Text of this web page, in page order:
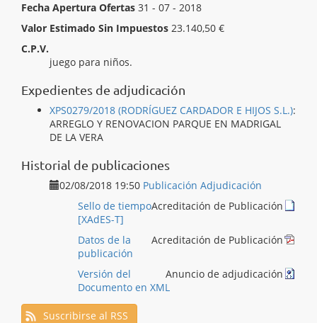
Fecha Apertura Ofertas 31 - 07 - 2018
Valor Estimado Sin Impuestos 23.140,50 €
C.P.V.
juego para niños.
Expedientes de adjudicación
XPS0279/2018 (RODRÍGUEZ CARDADOR E HIJOS S.L.):
ARREGLO Y RENOVACION PARQUE EN MADRIGAL
DE LA VERA
Historial de publicaciones
02/08/2018 19:50 Publicación Adjudicación
Acreditación de Publicación
Sello de tiempo
[XAdES-T]
Acreditación de Publicación
Datos de la
publicación
Anuncio de adjudicación
Versión del
Documento en XML
Suscribirse al RSS